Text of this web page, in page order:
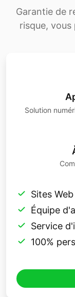
mise
Après
Garantie de
risque,
Solution
Sites
Équipe
Service
100%